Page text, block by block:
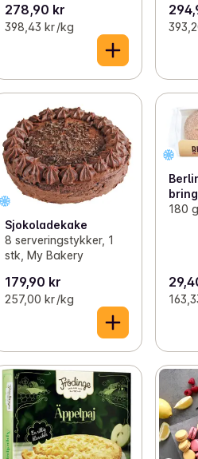
278,90 kr
398,43 kr /kg
Sjokoladekake
8 serveringstykker, 1
stk, My Bakery
179,90 kr
257,00 kr /kg
180